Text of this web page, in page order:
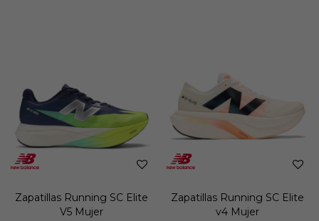
Zapatillas Running SC Elite
V5 Mujer
Zapatillas Running SC Elite
v4 Mujer